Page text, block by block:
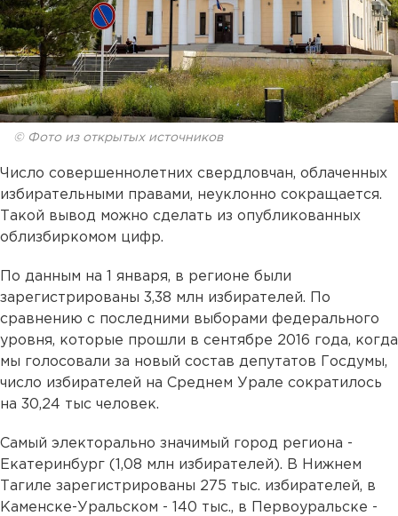
© Фото из открытых источников
Число совершеннолетних свердловчан, облаченных
избирательными правами, неуклонно сокращается.
Такой вывод можно сделать из опубликованных
облизбиркомом цифр.
По данным на 1 января, в регионе были
зарегистрированы 3,38 млн избирателей. По
сравнению с последними выборами федерального
уровня, которые прошли в сентябре 2016 года, когда
мы голосовали за новый состав депутатов Госдумы,
число избирателей на Среднем Урале сократилось
на 30,24 тыс человек.
Самый электорально значимый город региона -
Екатеринбург (1,08 млн избирателей). В Нижнем
Тагиле зарегистрированы 275 тыс. избирателей, в
Каменске-Уральском - 140 тыс., в Первоуральске -